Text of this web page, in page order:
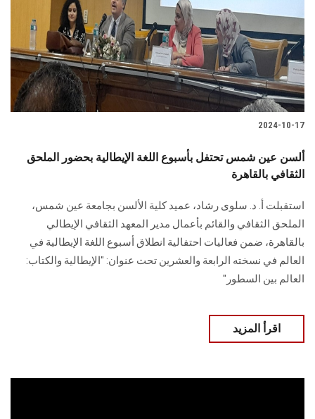
2024-10-17
ألسن عين شمس تحتفل بأسبوع اللغة الإيطالية بحضور الملحق
الثقافي بالقاهرة
استقبلت أ. د. سلوى رشاد، عميد كلية الألسن بجامعة عين شمس،
الملحق الثقافي والقائم بأعمال مدير المعهد الثقافي الإيطالي
بالقاهرة، ضمن فعاليات ‏احتفالية انطلاق أسبوع اللغة الإيطالية في
العالم في نسخته الرابعة والعشرين تحت عنوان: ‏‏"الإيطالية والكتاب:
العالم بين السطور"‏
اقرأ المزيد